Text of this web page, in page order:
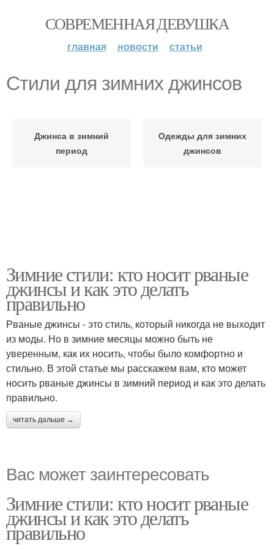
СОВРЕМЕННАЯ ДЕВУШКА
главная новости статьи
Стили для зимних джинсов
Джинса в зимний
период
Одежды для зимних
джинсов
Зимние стили: кто носит рваные
джинсы и как это делать
правильно
Рваные джинсы - это стиль, который никогда не выходит
из моды. Но в зимние месяцы можно быть не
уверенным, как их носить, чтобы было комфортно и
стильно. В этой статье мы расскажем вам, кто может
носить рваные джинсы в зимний период и как это делать
правильно.
читать дальше →
Вас может заинтересовать
Зимние стили: кто носит рваные
джинсы и как это делать
правильно